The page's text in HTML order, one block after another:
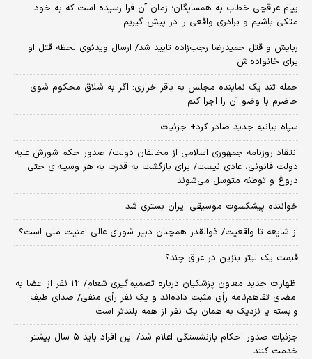
پیام عراقچی خطاب به همسایگان؛ زمان آن فرا رسیده است که به خود
متکی باشیم و برادری واقعی را در پیش گیریم
ربایش و قتل حمیدرضا رجب‌زاده تایید شد/ ارسال ویدئوی لحظه قتل او
برای خانواده‌اش
حمله تند یک نماینده مجلس به باقر خرازی: اگر به شلاق محکوم شوی
حاضرم با وضو آن را اجرا کنم
سپاه بیانیه جدید صادر کرد+ جزئیات
انتقاد روزنامه جمهوری اسلامی از مخالفان دولت/ صدور حکم شورش علیه
دولت قانونی، عادی نیست/ برای بازگشت به قدرت به هر وسیله‌ای حتی
دروغ و توطئه متوسل می‌شوند
خواننده پیشکسوت موسیقی ایران بستری شد
از شایعه تا واقعیت/ ذوالقدر همچنان دبیر شورای ‌عالی امنیت ملی است؟
قیمت یک لیتر بنزین در عراق چند؟
اظهارات جدید معاون پزشکیان درباره تصمیم‌گیری شعام/ ۱۲ نفر از اعضا به
امضای تفاهم‌نامه رأی مثبت داده‌اند و یک نفر رأی منفی/ صدای طیف
وابسته یا نزدیک به همان یک نفر از همه بلندتر است
جزئیات صدور احکام بازنشستگی اعلام شد/ این افراد باید ۵ سال بیشتر
خدمت کنند